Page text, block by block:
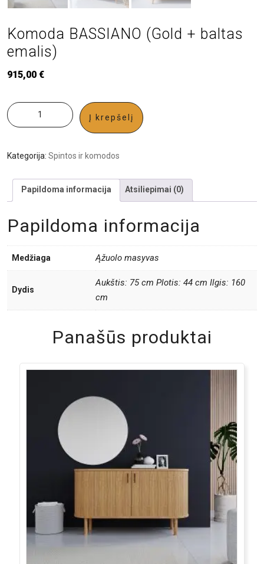
Komoda BASSIANO (Gold + baltas
emalis)
915,00 €
Į krepšelį
Kategorija: Spintos ir komodos
Papildoma informacija Atsiliepimai (0)
Papildoma informacija
Medžiaga Ąžuolo masyvas
Dydis
Aukštis: 75 cm Plotis: 44 cm Ilgis: 160
cm
Panašūs produktai